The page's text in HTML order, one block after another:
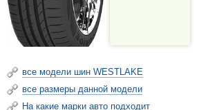
все модели шин WESTLAKE
все размеры данной модели
На какие марки авто подходит